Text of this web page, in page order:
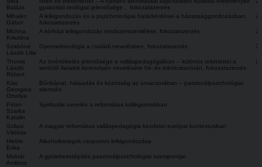
Balázs
gyakorlati teológiai jelentősége , fokozatszerzés
Mihalec
Gábor
A lelkigondozás és a pszichoterápia határkérdései a házassággondozásban,
fokozatszerzés
Michna
Krisztina
A kórházi lelkigondozás rendszerszemlélete, fokozatszerzés
Szabóné
László Lilla
Gyermekteológia a családi nevelésben, fokozatszerzés
Thoma
László
Róbert
Az önértékelés jelentősége a valláspedagógiában – különös tekintettel a
serdülő fiatalok keresztyén nevelésére hit- és erkölcstanórán, fokozatszerzés
Kiss
Georgina
Orsolya
Bűnbánat, hálaadás és közösség az úrvacsorában – pasztorálpszichológiai
elemzés
Péter-
Szarka
Katalin
Spirituális nevelés a református kollégiumokban
Szilasi
Viktória
A magyar református valláspedagógia kezdetei európai kontextusban
Hieble
Erika
Alkoholbetegek csoportos lelkigondozása
Molnár
Ambrus
A gyülekezetépítés pasztorálpszichológiai szempontjai